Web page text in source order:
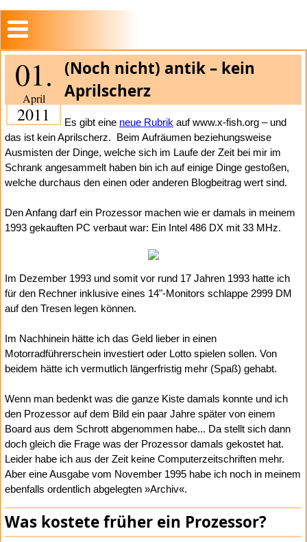
01.
April
2011
(Noch nicht) antik – kein
Aprilscherz
Es gibt eine neue Rubrik auf www.x-fish.org – und
das ist kein Aprilscherz. Beim Aufräumen beziehungsweise
Ausmisten der Dinge, welche sich im Laufe der Zeit bei mir im
Schrank angesammelt haben bin ich auf einige Dinge gestoßen,
welche durchaus den einen oder anderen Blogbeitrag wert sind.
Den Anfang darf ein Prozessor machen wie er damals in meinem
1993 gekauften PC verbaut war: Ein Intel 486 DX mit 33 MHz.
Im Dezember 1993 und somit vor rund 17 Jahren 1993 hatte ich
für den Rechner inklusive eines 14"-Monitors schlappe 2999 DM
auf den Tresen legen können.
Im Nachhinein hätte ich das Geld lieber in einen
Motorradführerschein investiert oder Lotto spielen sollen. Von
beidem hätte ich vermutlich längerfristig mehr (Spaß) gehabt.
Wenn man bedenkt was die ganze Kiste damals konnte und ich
den Prozessor auf dem Bild ein paar Jahre später von einem
Board aus dem Schrott abgenommen habe... Da stellt sich dann
doch gleich die Frage was der Prozessor damals gekostet hat.
Leider habe ich aus der Zeit keine Computerzeitschriften mehr.
Aber eine Ausgabe vom November 1995 habe ich noch in meinem
ebenfalls ordentlich abgelegten »Archiv«.
Was kostete früher ein Prozessor?